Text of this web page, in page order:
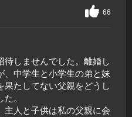
66
しませんでした。離婚し
、中学生と小学生の弟と妹
たしてない父親をどうし
。
人と子供は私の父親に会